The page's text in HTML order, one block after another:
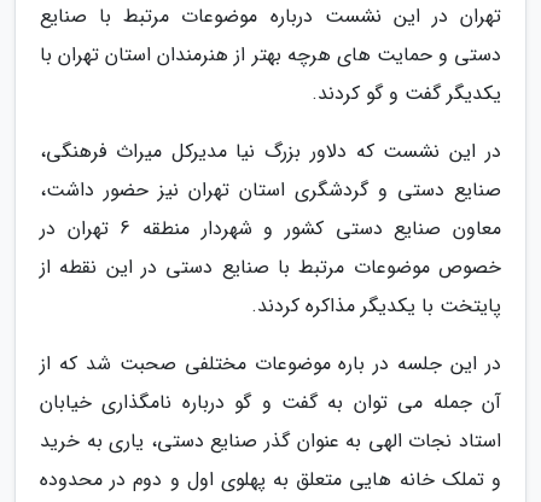
تهران در این نشست درباره موضوعات مرتبط با صنایع
دستی و حمایت های هرچه بهتر از هنرمندان استان تهران با
یکدیگر گفت و گو کردند.
در این نشست که دلاور بزرگ نیا مدیرکل میراث فرهنگی،
صنایع دستی و گردشگری استان تهران نیز حضور داشت،
معاون صنایع دستی کشور و شهردار منطقه 6 تهران در
خصوص موضوعات مرتبط با صنایع دستی در این نقطه از
پایتخت با یکدیگر مذاکره کردند.
در این جلسه در باره موضوعات مختلفی صحبت شد که از
آن جمله می توان به گفت و گو درباره نامگذاری خیابان
استاد نجات الهی به عنوان گذر صنایع دستی، یاری به خرید
و تملک خانه هایی متعلق به پهلوی اول و دوم در محدوده